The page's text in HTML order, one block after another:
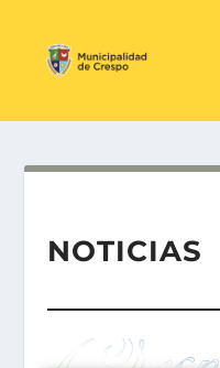
NOTICIAS